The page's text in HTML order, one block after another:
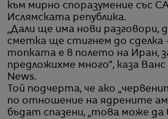
към мирно споразумение със
Ислямската република.
„Дали ще има нови разговори,
сметка ще стигнем до сделка
топката е в полето на Иран,
предложихме много“, каза
News.
Той подчерта, че ако
по отношение на ядрените
бъдат спазени, „това може да